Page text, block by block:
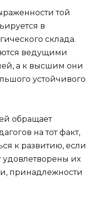
той
в
склада.
ведущими
а к высшим они
устойчивого
обращает
на тот факт,
к развитию, если
удовлетворены их
принадлежности